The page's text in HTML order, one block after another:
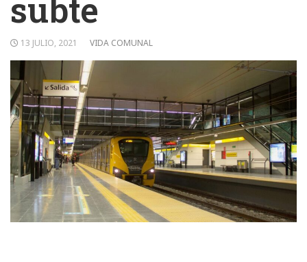
subte
13 JULIO, 2021 VIDA COMUNAL